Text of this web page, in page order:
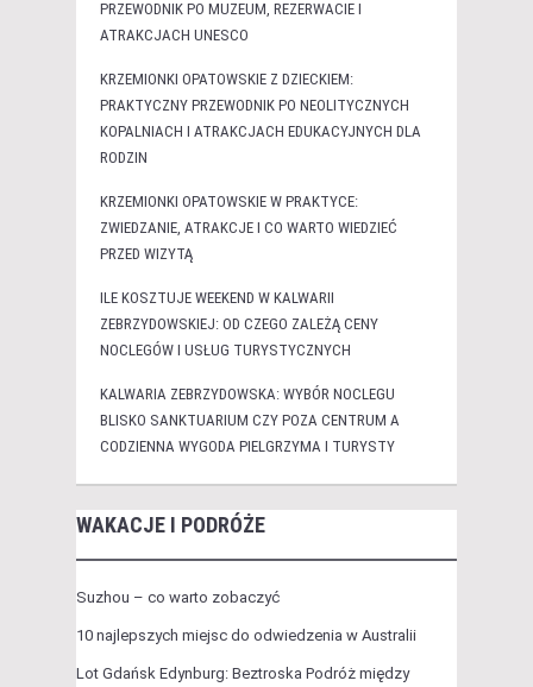
PRZEWODNIK PO MUZEUM, REZERWACIE I
ATRAKCJACH UNESCO
KRZEMIONKI OPATOWSKIE Z DZIECKIEM:
PRAKTYCZNY PRZEWODNIK PO NEOLITYCZNYCH
KOPALNIACH I ATRAKCJACH EDUKACYJNYCH DLA
RODZIN
KRZEMIONKI OPATOWSKIE W PRAKTYCE:
ZWIEDZANIE, ATRAKCJE I CO WARTO WIEDZIEĆ
PRZED WIZYTĄ
ILE KOSZTUJE WEEKEND W KALWARII
ZEBRZYDOWSKIEJ: OD CZEGO ZALEŻĄ CENY
NOCLEGÓW I USŁUG TURYSTYCZNYCH
KALWARIA ZEBRZYDOWSKA: WYBÓR NOCLEGU
BLISKO SANKTUARIUM CZY POZA CENTRUM A
CODZIENNA WYGODA PIELGRZYMA I TURYSTY
WAKACJE I PODRÓŻE
Suzhou – co warto zobaczyć
10 najlepszych miejsc do odwiedzenia w Australii
Lot Gdańsk Edynburg: Beztroska Podróż między